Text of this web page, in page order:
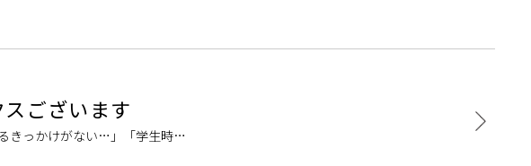
ございます
きっかけがない…」「学生時代